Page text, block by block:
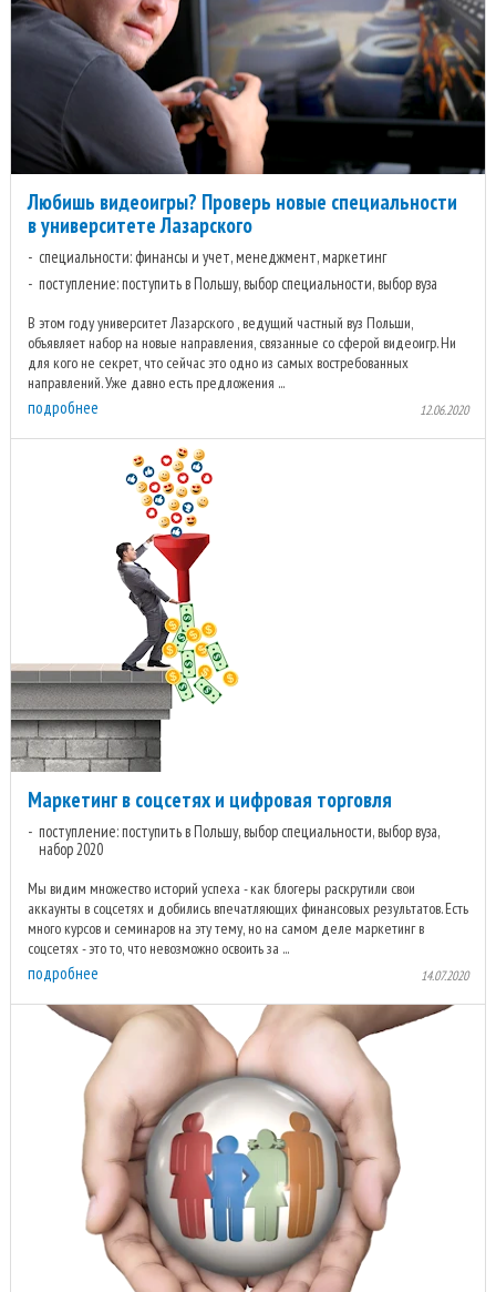
Любишь видеоигры? Проверь новые специальности
в университете Лазарского
специальности: финансы и учет, менеджмент, маркетинг
поступление: поступить в Польшу, выбор специальности, выбор вуза
В этом году университет Лазарского , ведущий частный вуз Польши,
объявляет набор на новые направления, связанные со сферой видеоигр. Ни
для кого не секрет, что сейчас это одно из самых востребованных
направлений. Уже давно есть предложения ...
подробнее 12.06.2020
Маркетинг в соцсетях и цифровая торговля
поступление: поступить в Польшу, выбор специальности, выбор вуза,
набор 2020
Мы видим множество историй успеха - как блогеры раскрутили свои
аккаунты в соцсетях и добились впечатляющих финансовых результатов. Есть
много курсов и семинаров на эту тему, но на самом деле маркетинг в
соцсетях - это то, что невозможно освоить за ...
подробнее 14.07.2020